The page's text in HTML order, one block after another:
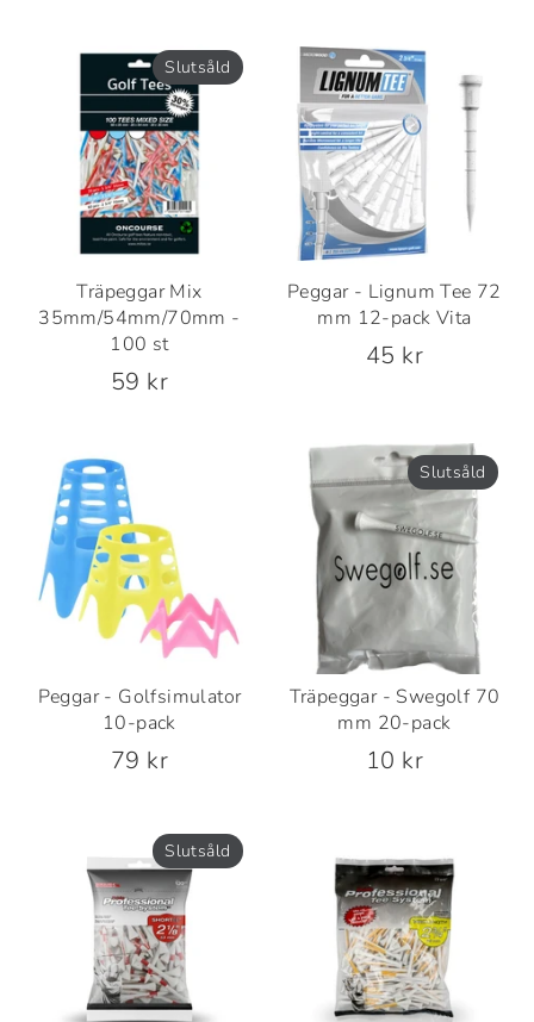
Träpeggar Mix
35mm/54mm/70mm -
100 st
59 kr
Slutsåld
Peggar - Lignum Tee 72
mm 12-pack Vita
45 kr
Peggar - Golfsimulator
10-pack
79 kr
Träpeggar - Swegolf 70
mm 20-pack
10 kr
Slutsåld
Slutsåld